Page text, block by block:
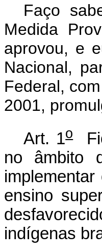
Faço
Medida
aprovou, e
Nacional,
Federal,
2001,
Art. 1o
no âmbito
ensino
indígenas